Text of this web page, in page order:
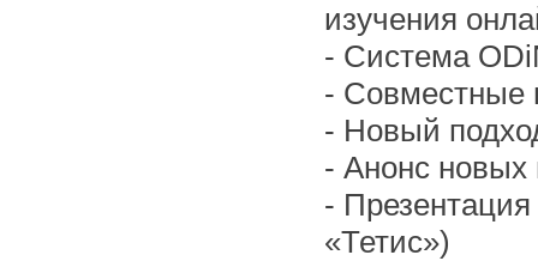
изучения
- Система
- Совместные
- Новый
- Анонс новых
-
«Тетис»)